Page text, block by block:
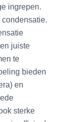
ingrepen.
juiste
te
bieden
en
sterke